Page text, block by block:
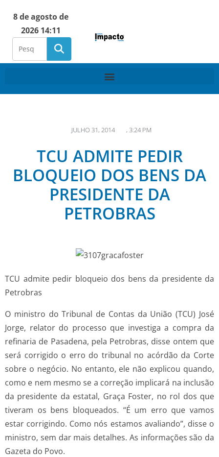
8 de agosto de
2026 14:11
JULHO 31, 2014 , 3:24 PM
TCU ADMITE PEDIR
BLOQUEIO DOS BENS DA
PRESIDENTE DA
PETROBRAS
TCU admite pedir bloqueio dos bens da presidente da
Petrobras
O ministro do Tribunal de Contas da União (TCU) José
Jorge, relator do processo que investiga a compra da
refinaria de Pasadena, pela Petrobras, disse ontem que
será corrigido o erro do tribunal no acórdão da Corte
sobre o negócio. No entanto, ele não explicou quando,
como e nem mesmo se a correção implicará na inclusão
da presidente da estatal, Graça Foster, no rol dos que
tiveram os bens bloqueados. “É um erro que vamos
estar corrigindo. Como nós estamos avaliando”, disse o
ministro, sem dar mais detalhes. As informações são da
Gazeta do Povo.